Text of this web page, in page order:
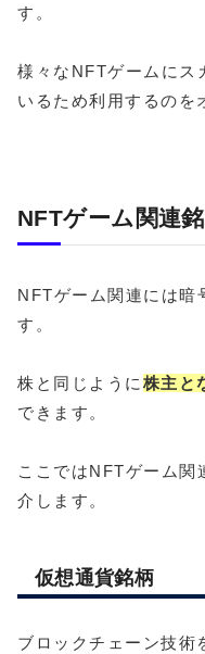
す。
様々なNFTゲームにス
いるため利用するのを
NFTゲーム関連
NFTゲーム関連には暗
す。
株と同じように株主と
できます。
ここではNFTゲーム関
介します。
仮想通貨銘柄
ブロックチェーン技術